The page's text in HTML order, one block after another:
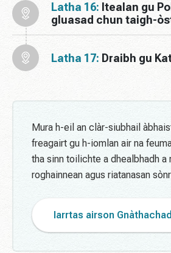
Latha 16: Itealan gu
gluasad chun taigh-
Latha 17: Draibh gu
Mura h-eil an clàr-siubhail
freagairt gu h-iomlan air na
tha sinn toilichte a dhealbhadh a
roghainnean agus riatanasan
Iarrtas airson